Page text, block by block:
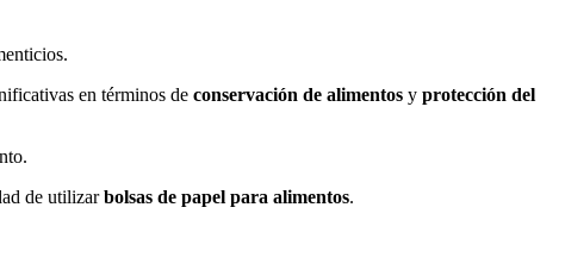
en términos de conservación de alimentos y protección del
de utilizarbolsas de papel para alimentos.